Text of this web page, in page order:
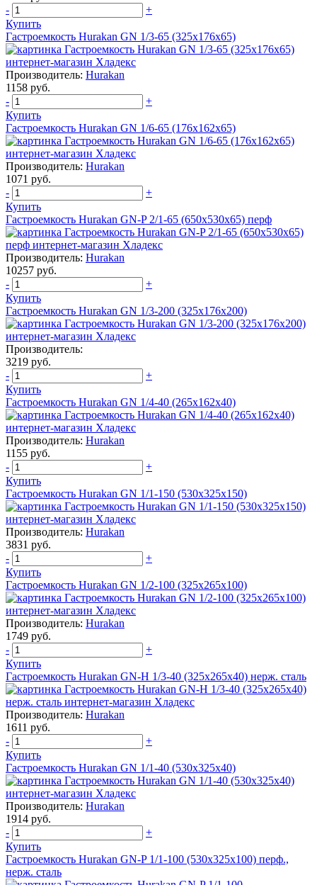
-
+
Купить
Гастроемкость Hurakan GN 1/3-65 (325x176x65)
Производитель: Hurakan
1158 руб.
-
+
Купить
Гастроемкость Hurakan GN 1/6-65 (176x162x65)
Производитель: Hurakan
1071 руб.
-
+
Купить
Гастроемкость Hurakan GN-P 2/1-65 (650х530х65) перф
Производитель: Hurakan
10257 руб.
-
+
Купить
Гастроемкость Hurakan GN 1/3-200 (325x176x200)
Производитель:
3219 руб.
-
+
Купить
Гастроемкость Hurakan GN 1/4-40 (265x162x40)
Производитель: Hurakan
1155 руб.
-
+
Купить
Гастроемкость Hurakan GN 1/1-150 (530x325x150)
Производитель: Hurakan
3831 руб.
-
+
Купить
Гастроемкость Hurakan GN 1/2-100 (325x265x100)
Производитель: Hurakan
1749 руб.
-
+
Купить
Гастроемкость Hurakan GN-H 1/3-40 (325х265х40) нерж. сталь
Производитель: Hurakan
1611 руб.
-
+
Купить
Гастроемкость Hurakan GN 1/1-40 (530x325x40)
Производитель: Hurakan
1914 руб.
-
+
Купить
Гастроемкость Hurakan GN-P 1/1-100 (530x325x100) перф.,
нерж. сталь